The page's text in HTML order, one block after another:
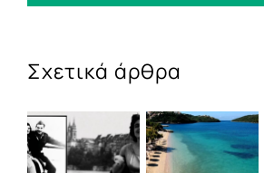
Σχετικά άρθρα